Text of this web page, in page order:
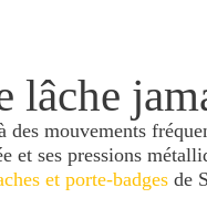
lâche
mouvements
et ses pressions
et porte-badges de